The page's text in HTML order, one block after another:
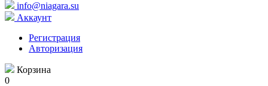
info@niagara.su
Аккаунт
Регистрация
Авторизация
Корзина
0